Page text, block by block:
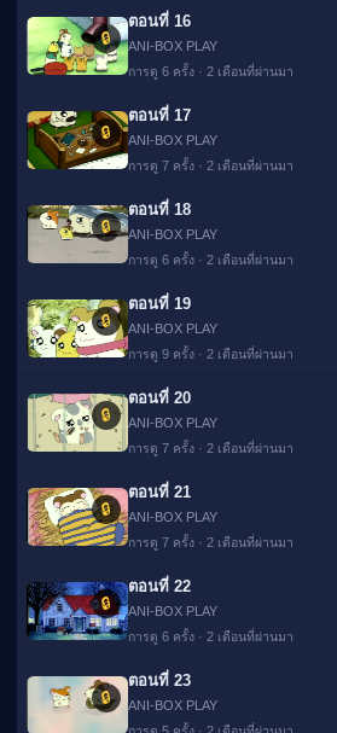
🔒
ตอนที่ 16
ANI-BOX PLAY
การดู 6 ครั้ง · 2 เดือนที่ผ่านมา
🔒
ตอนที่ 17
ANI-BOX PLAY
การดู 7 ครั้ง · 2 เดือนที่ผ่านมา
🔒
ตอนที่ 18
ANI-BOX PLAY
การดู 6 ครั้ง · 2 เดือนที่ผ่านมา
🔒
ตอนที่ 19
ANI-BOX PLAY
การดู 9 ครั้ง · 2 เดือนที่ผ่านมา
🔒
ตอนที่ 20
ANI-BOX PLAY
การดู 7 ครั้ง · 2 เดือนที่ผ่านมา
🔒
ตอนที่ 21
ANI-BOX PLAY
การดู 7 ครั้ง · 2 เดือนที่ผ่านมา
🔒
ตอนที่ 22
ANI-BOX PLAY
การดู 6 ครั้ง · 2 เดือนที่ผ่านมา
🔒
ตอนที่ 23
ANI-BOX PLAY